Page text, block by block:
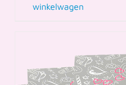
winkelwagen